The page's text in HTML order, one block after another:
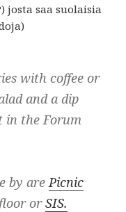
josta saa suolaisia
with coffee or
and a dip
in the Forum
by arePicnic
orSIS.